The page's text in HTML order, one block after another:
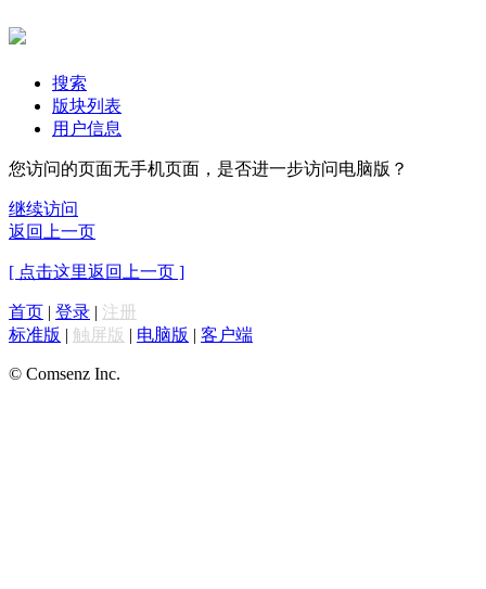
搜索
版块列表
用户信息
您访问的页面无手机页面，是否进一步访问电脑版？
继续访问
返回上一页
[ 点击这里返回上一页 ]
首页 | 登录 | 注册
标准版 | 触屏版 | 电脑版 | 客户端
© Comsenz Inc.